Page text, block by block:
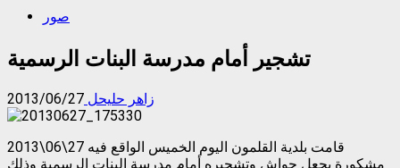
صور
تشجير أمام مدرسة البنات الرسمية
زاهر حليحل 2013/06/27
قامت بلدية القلمون اليوم الخميس الواقع فيه 27\06\2013
مشكورة بجعل حواش وتشجيره أمام مدرسة البنات الرسمية وذلك